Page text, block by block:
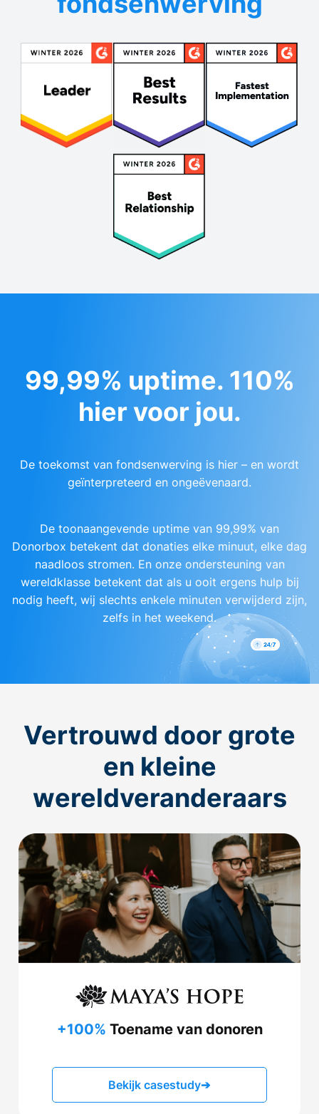
99,99% uptime. 110%
hier voor jou.
De toekomst van fondsenwerving is hier – en wordt
geïnterpreteerd en ongeëvenaard.
De toonaangevende uptime van 99,99% van
Donorbox betekent dat donaties elke minuut, elke dag
naadloos stromen. En onze ondersteuning van
wereldklasse betekent dat als u ooit ergens hulp bij
nodig heeft, wij slechts enkele minuten verwijderd zijn,
zelfs in het weekend.
Vertrouwd door grote
en kleine
wereldveranderaars
+100% Toename van donoren
Bekijk casestudy➔